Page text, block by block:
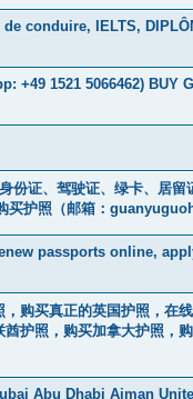
conduire, IELTS,
+49 1521 5066462) BUY
份证、驾驶证、绿卡、居留
买护照（邮箱：
passports online,
购买真正的英国护照，在
护照，购买加拿大护照，
Abu Dhabi Ajman